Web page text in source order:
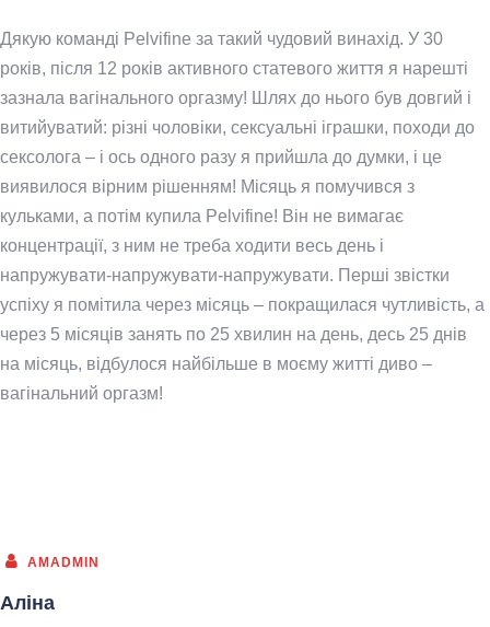
Дякую команді Pelvifine за такий чудовий винахід. У 30
років, після 12 років активного статевого життя я нарешті
зазнала вагінального оргазму! Шлях до нього був довгий і
витийуватий: різні чоловіки, сексуальні іграшки, походи до
сексолога – і ось одного разу я прийшла до думки, і це
виявилося вірним рішенням! Місяць я помучився з
кульками, а потім купила Pelvifine! Він не вимагає
концентрації, з ним не треба ходити весь день і
напружувати-напружувати-напружувати. Перші звістки
успіху я помітила через місяць – покращилася чутливість, а
через 5 місяців занять по 25 хвилин на день, десь 25 днів
на місяць, відбулося найбільше в моєму житті диво –
вагінальний оргазм!
AMADMIN
Аліна